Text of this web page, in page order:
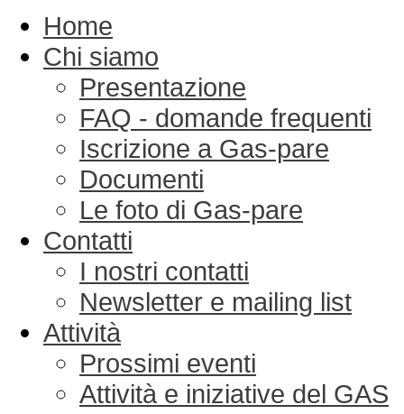
Home
Chi siamo
Presentazione
FAQ - domande frequenti
Iscrizione a Gas-pare
Documenti
Le foto di Gas-pare
Contatti
I nostri contatti
Newsletter e mailing list
Attività
Prossimi eventi
Attività e iniziative del GAS